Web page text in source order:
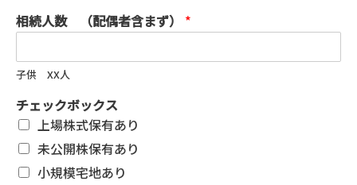
相続人数 （配偶者含まず） *
子供 XX人
チェックボックス
上場株式保有あり
未公開株保有あり
小規模宅地あり